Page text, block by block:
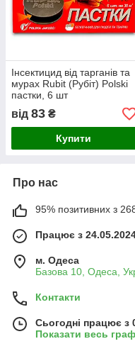
Інсектицид від тарганів та
мурах Rubit (Рубіт) Polski
пастки, 6 шт
від 83 ₴
Купити
Про нас
95% позитивних з 268
Працює з
м. Одеса
Базова 10, Одеса,
Контакти
Сьогодні працює з
Показати весь